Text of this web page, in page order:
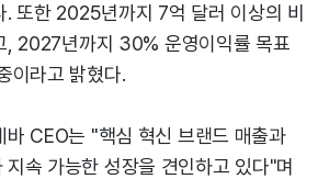
. 또한 2025년까지 7억 달러 이상의 비
, 2027년까지 30% 운영이익률 목표
이라고 밝혔다.
바 CEO는 "핵심 혁신 브랜드 매출과
속 가능한 성장을 견인하고 있다"며